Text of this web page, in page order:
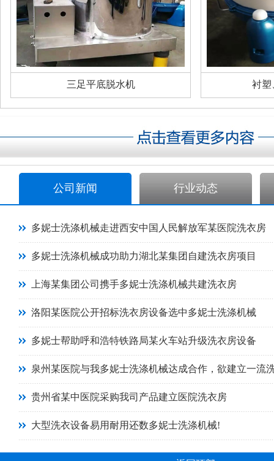
三足平底脱水机 衬塑
公司新闻 行业动态
多妮士洗涤机械走进西安中国人民解放军某医院洗衣房
多妮士洗涤机械成功助力湖北某集团自建洗衣房项目
上海某集团公司携手多妮士洗涤机械共建洗衣房
洛阳某医院公开招标洗衣房设备选中多妮士洗涤机械
多妮士帮助呼和浩特铁路局某火车站升级洗衣房设备
泉州某医院与我多妮士洗涤机械达成合作，欲建立一流
贵州省某中医院采购我司产品建立医院洗衣房
大型洗衣设备易用耐用还数多妮士洗涤机械!